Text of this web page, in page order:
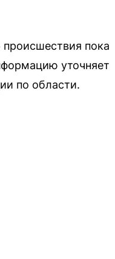
пока
уточняет
по области.